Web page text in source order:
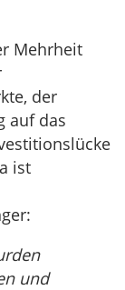
Mehrheit
der
auf das
ist
und